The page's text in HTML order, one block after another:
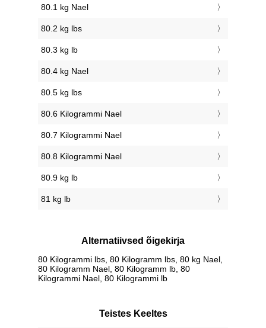
80.1 kg Nael
80.2 kg lbs
80.3 kg lb
80.4 kg Nael
80.5 kg lbs
80.6 Kilogrammi Nael
80.7 Kilogrammi Nael
80.8 Kilogrammi Nael
80.9 kg lb
81 kg lb
Alternatiivsed õigekirja
80 Kilogrammi lbs, 80 Kilogramm lbs, 80 kg Nael,
80 Kilogramm Nael, 80 Kilogramm lb, 80
Kilogrammi Nael, 80 Kilogrammi lb
Teistes Keeltes